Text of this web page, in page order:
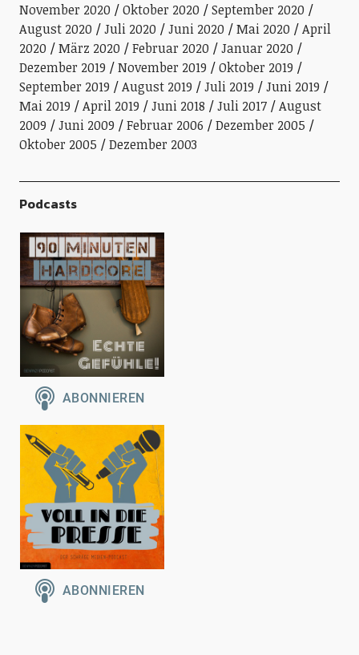
November 2020
Oktober 2020
September 2020
August 2020
Juli 2020 Juni 2020 Mai 2020
April
2020
März 2020 Februar 2020
Januar 2020
Dezember 2019
November 2019
Oktober 2019
September 2019
August 2019 Juli 2019
Juni 2019
Mai 2019
April 2019 Juni 2018 Juli 2017
August
2009
Juni 2009 Februar 2006
Dezember 2005
Oktober 2005
Dezember 2003
Podcasts